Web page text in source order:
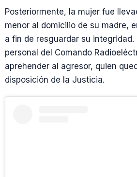
Posteriormente, la mujer fue
menor al domicilio de su madre,
a fin de resguardar su integridad.
personal del Comando
aprehender al agresor, quien
disposición de la Justicia.